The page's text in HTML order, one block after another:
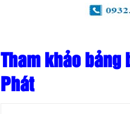
Tham khảo bảng
Phát